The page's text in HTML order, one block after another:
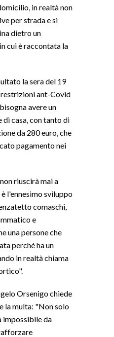
in realtà non
per strada e si
dietro un
cui è raccontata la
la sera del 19
ant-Covid
avere un
casa, con tanto di
da 280 euro, che
pagamento nei
riuscirà mai a
l'ennesimo sviluppo
comaschi,
e
una persone che
perché ha un
in realtà chiama
Orsenigo chiede
la multa: "Non solo
impossibile da